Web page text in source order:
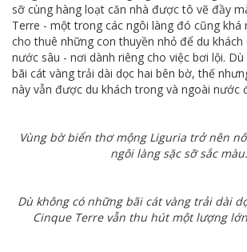
sỡ cùng hàng loạt căn nhà được tô vẽ đầy
Terre - một trong các ngôi làng đó cũng khá
cho thuê những con thuyền nhỏ để du
nước sâu - nơi dành riêng cho việc bơi lội.
bãi cát vàng trải dài dọc hai bên bờ, thế
này vẫn được du khách trong và ngoài nước
Vùng bờ biển thơ mộng Liguria trở nên
ngôi làng sặc sỡ sắc màu.
Dù không có những bãi cát vàng trải dài
Cinque Terre vẫn thu hút một lượng